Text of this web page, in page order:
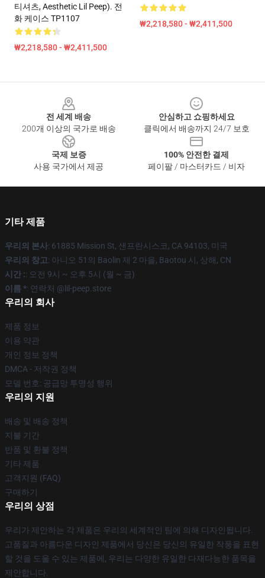
티셔츠, Aesthetic Lil Peep). 전
화 케이스 TP1107
₩2,218,580 - ₩2,411,500
₩2,218,580 - ₩2,411,500
전 세계 배송
200개 이상의 국가로 배송
안심하고 쇼핑하세요
클릭에서 배송까지 24/7 보호
국제 보증
사용 국가에서 제공
100% 안전한 결제
페이팔 / 마스터카드 / 비자
기타 제품
우리의 본사: 61885 Mission St, 샌프란시스코, CA 94103, 미국
우리의 창고: 아니오 51의 Baolin 제 2 마을, Baotou 시, 상해, CN
시간 :: 오전 9시 ~ 오후 5시 (월 ~ 금)
이름 *: 연락처 @lil-peep.store
우리의 회사
제품 정보
이용 약관
개인 정보 정책
DMCA - 저작권 정책
모델 번호: 공급망 투명성 행위
우리의 지원
배송 및 배송 정책
지불 기간
반품 및 환불 정책
기타 제품
고객지원 (FAQ)
구매하기
우리의 상점
우리가 제안하는 각 제품은 우리의 세계적인 팀에 의해 디자인됩니다.
고품질과 아름다운 디자인 제품에서 당신은 당신의 유일한 작풍을 표현
할 것을 도울 수 있는 제품에, 우리는 다양한 유일한 다재다능한 품목을
제안합니다.